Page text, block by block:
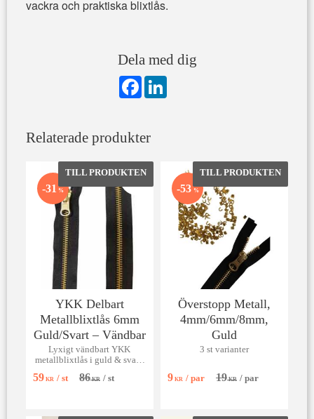
vackra och praktiska blixtlås.
Dela med dig
F
o
k
L
Relaterade produkter
YKK Delbart
Metallblixtlås 6mm
Guld/Svart – Vändbar
Lyxigt vändbart YKK
metallblixtlås i guld & svart.
Längd 30-120 cm.
59KR / st 86KR / st
31 % Lägg till i favoriter
Överstopp Metall,
4mm/6mm/8mm,
Guld
3 st varianter
9 KR / par 19KR / par
53 % Lägg till